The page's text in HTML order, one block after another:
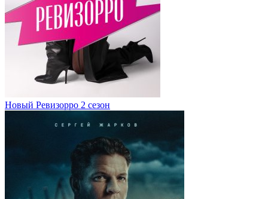
Новый Ревизорро 2 сезон